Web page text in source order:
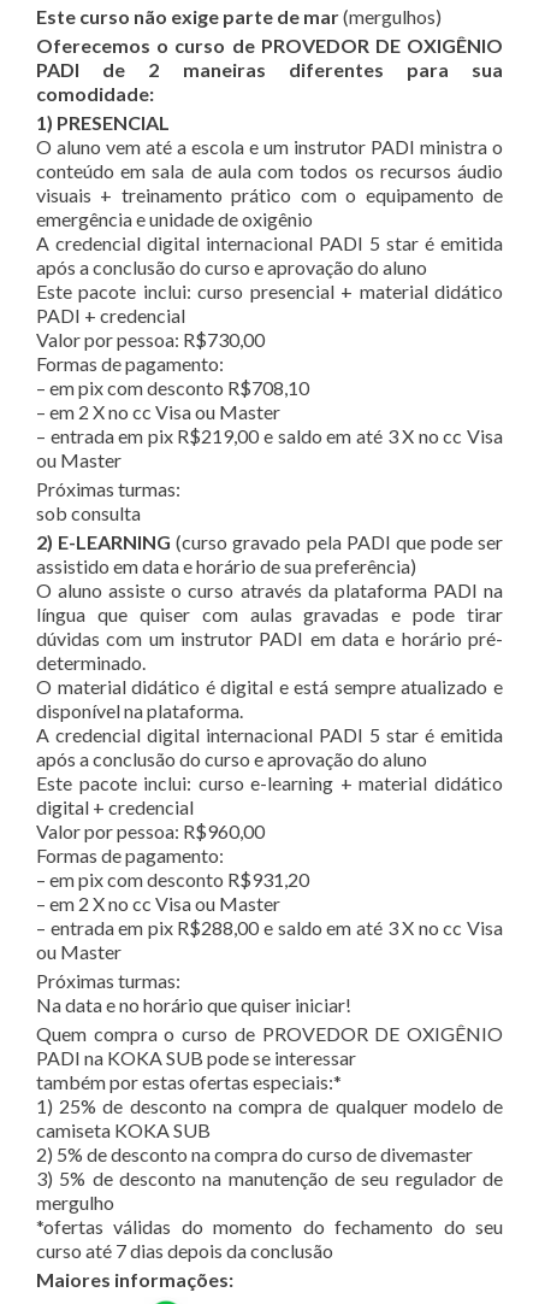
Este curso não exige parte de mar(mergulhos)
Oferecemos o curso de PROVEDOR DE OXIGÊNIO
PADI de 2 maneiras diferentes para sua
comodidade:
1) PRESENCIAL
O aluno vem até a escola e um instrutor PADI ministra o
conteúdo em sala de aula com todos os recursos áudio
visuais + treinamento prático com o equipamento de
emergência e unidade de oxigênio
A credencial digital internacional PADI 5 star é emitida
após a conclusão do curso e aprovação do aluno
Este pacote inclui: curso presencial + material didático
PADI + credencial
Valor por pessoa: R$730,00
Formas de pagamento:
– em pix com desconto R$708,10
– em 2 X no cc Visa ou Master
– entrada em pix R$219,00 e saldo em até 3 X no cc Visa
ou Master
Próximas turmas:
sob consulta
2) E-LEARNING (curso gravado pela PADI que pode ser
assistido em data e horário de sua preferência)
O aluno assiste o curso através da plataforma PADI na
língua que quiser com aulas gravadas e pode tirar
dúvidas com um instrutor PADI em data e horário pré-
determinado.
O material didático é digital e está sempre atualizado e
disponível na plataforma.
A credencial digital internacional PADI 5 star é emitida
após a conclusão do curso e aprovação do aluno
Este pacote inclui: curso e-learning + material didático
digital + credencial
Valor por pessoa: R$960,00
Formas de pagamento:
– em pix com desconto R$931,20
– em 2 X no cc Visa ou Master
– entrada em pix R$288,00 e saldo em até 3 X no cc Visa
ou Master
Próximas turmas:
Na data e no horário que quiser iniciar!
Quem compra o curso de PROVEDOR DE OXIGÊNIO
PADI na KOKA SUB pode se interessar
também por estas ofertas especiais:*
1) 25% de desconto na compra de qualquer modelo de
camiseta KOKA SUB
2) 5% de desconto na compra do curso de divemaster
3) 5% de desconto na manutenção de seu regulador de
mergulho
*ofertas válidas do momento do fechamento do seu
curso até 7 dias depois da conclusão
Maiores informações: